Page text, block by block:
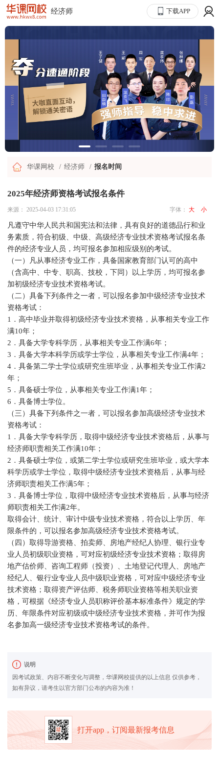
经济师 下载APP
华课网校 经济师 报名时间
2025年经济师资格考试报名条件
来源： 2025-04-03 17:31:05 字体： 大 小
凡遵守中华人民共和国宪法和法律，具有良好的道德品行和业
务素质，符合初级、中级、高级经济专业技术资格考试报名条
件的经济专业人员，均可报名参加相应级别的考试。
（一）凡从事经济专业工作，具备国家教育部门认可的高中
（含高中、中专、职高、技校，下同）以上学历，均可报名参
加初级经济专业技术资格考试。
（二）具备下列条件之一者，可以报名参加中级经济专业技术
资格考试：
1．高中毕业并取得初级经济专业技术资格，从事相关专业工作
满10年；
2．具备大学专科学历，从事相关专业工作满6年；
3．具备大学本科学历或学士学位，从事相关专业工作满4年；
4．具备第二学士学位或研究生班毕业，从事相关专业工作满2
年；
5．具备硕士学位，从事相关专业工作满1年；
6．具备博士学位。
（三）具备下列条件之一者，可以报名参加高级经济专业技术
资格考试：
1．具备大学专科学历，取得中级经济专业技术资格后，从事与
经济师职责相关工作满10年；
2．具备硕士学位，或第二学士学位或研究生班毕业，或大学本
科学历或学士学位，取得中级经济专业技术资格后，从事与经
济师职责相关工作满5年；
3．具备博士学位，取得中级经济专业技术资格后，从事与经济
师职责相关工作满2年。
取得会计、统计、审计中级专业技术资格，符合以上学历、年
限条件的，可以报名参加高级经济专业技术资格考试。
（四）取得导游资格、拍卖师、房地产经纪人协理、银行业专
业人员初级职业资格，可对应初级经济专业技术资格；取得房
地产估价师、咨询工程师（投资）、土地登记代理人、房地产
经纪人、银行业专业人员中级职业资格，可对应中级经济专业
技术资格；取得资产评估师、税务师职业资格等相关职业资
格，可根据《经济专业人员职称评价基本标准条件》规定的学
历、年限条件对应初级或中级经济专业技术资格，并可作为报
名参加高一级经济专业技术资格考试的条件。
说明
因考试政策、内容不断变化与调整，华课网校提供的以上信息 仅供参考，
如有异议，请考生以官方部门公布的内容为准！
打开app，订阅最新报考信息